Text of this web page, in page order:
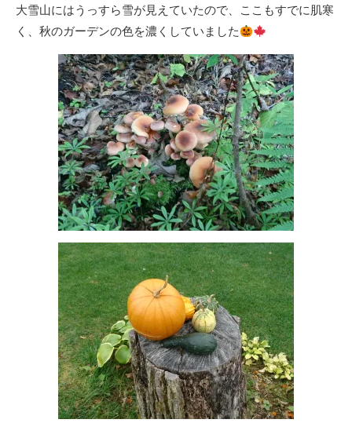
大雪山にはうっすら雪が見えていたので、ここもすでに肌寒
く、秋のガーデンの色を濃くしていました